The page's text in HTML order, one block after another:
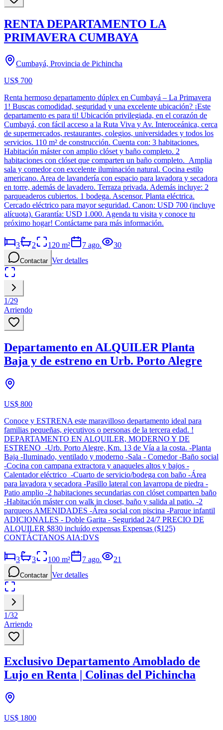
RENTA DEPARTAMENTO LA
PRIMAVERA CUMBAYA
Cumbayá, Provincia de Pichincha
US$ 700
Renta hermoso departamento dúplex en Cumbayá – La Primavera
1! Buscas comodidad, seguridad y una excelente ubicación? ¡Este
departamento es para ti! Ubicación privilegiada, en el corazón de
Cumbayá, con fácil acceso a la Ruta Viva y Av. Interoceánica, cerca
de supermercados, restaurantes, colegios, universidades y todos los
servicios. 110 m² de construcción. Cuenta con: 3 habitaciones.
Habitación máster con amplio clóset y baño completo. 2
habitaciones con clóset que comparten un baño completo. Amplia
sala y comedor con excelente iluminación natural. Cocina estilo
americano. Area de lavandería con espacio para lavadora y secadora
en torre, además de lavadero. Terraza privada. Además incluye: 2
parqueaderos cubiertos. 1 bodega. Ascensor. Planta eléctrica.
Cercado eléctrico para mayor seguridad. Canon: USD 700 (incluye
alícuota). Garantía: USD 1.000. Agenda tu visita y conoce tu
próximo hogar! Contáctame para más información.
3 2 120 m² 7 ago. 30
Contactar Ver detalles
1/29
Arriendo
Departamento en ALQUILER Planta
Baja y de estreno en Urb. Porto Alegre
US$ 800
Conoce y ESTRENA este maravilloso departamento ideal para
familias pequeñas, ejecutivos o personas de la tercera edad. !
DEPARTAMENTO EN ALQUILER, MODERNO Y DE
ESTRENO -Urb. Porto Alegre, Km. 13 de Vía a la costa. -Planta
Baja -Iluminado, ventilado y moderno -Sala - Comedor -Baño social
-Cocina con campana extractora y anaqueles altos y bajos -
Calentador eléctrico -Cuarto de servicio/bodega con baño -Área
para lavadora y secadora -Pasillo lateral con lavarropa de piedra -
Patio amplio -2 habitaciones secundarias con clóset comparten baño
-Habitación máster con walk in closet, baño y salida al patio. -2
parqueos AMENIDADES -Área social con piscina -Parque infantil
ADICIONALES - Doble Garita - Seguridad 24/7 PRECIO DE
ALQUILER $830 incluído expensas Expensas ($125)
CONTÁCTANOS AIA:DVS
3 3 100 m² 7 ago. 21
Contactar Ver detalles
1/32
Arriendo
Exclusivo Departamento Amoblado de
Lujo en Renta | Colinas del Pichincha
US$ 1800